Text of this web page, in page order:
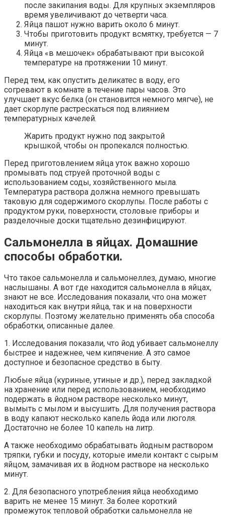
после закипания воды. Для крупных экземпляров
время увеличивают до четверти часа.
Яйца пашот нужно варить около 6 минут.
Чтобы приготовить продукт всмятку, требуется — 7
минут.
Яйца «в мешочек» обрабатывают при высокой
температуре на протяжении 10 минут.
Перед тем, как опустить деликатес в воду, его
согревают в комнате в течение пары часов. Это
улучшает вкус белка (он становится немного мягче), не
дает скорлупе растрескаться под влиянием
температурных качелей.
Жарить продукт нужно под закрытой
крышкой, чтобы он пропекался полностью.
Перед приготовлением яйца уток важно хорошо
промывать под струей проточной воды с
использованием соды, хозяйственного мыла.
Температура раствора должна немного превышать
таковую для содержимого скорлупы. После работы с
продуктом руки, поверхности, столовые приборы и
разделочные доски тщательно дезинфицируют.
Сальмонелла в яйцах. Домашние
способы обработки.
Что такое сальмонелла и сальмонеллез, думаю, многие
наслышаны. А вот где находится сальмонелла в яйцах,
знают не все. Исследования показали, что она может
находиться как внутри яйца, так и на поверхности
скорлупы. Поэтому желательно применять оба способа
обработки, описанные далее.
1. Исследования показали, что йод убивает сальмонеллу
быстрее и надежнее, чем кипячение. А это самое
доступное и безопасное средство в быту.
Любые яйца (куриные, утиные и др.), перед закладкой
на хранение или перед использованием, необходимо
подержать в йодном растворе несколько минут,
вымыть с мылом и высушить. Для получения раствора
в воду капают несколько капель йода или люголя.
Достаточно не более 10 капель на литр.
А также необходимо обрабатывать йодным раствором
тряпки, губки и посуду, которые имели контакт с сырым
яйцом, замачивая их в йодном растворе на несколько
минут.
2. Для безопасного употребления яйца необходимо
варить не менее 15 минут. За более короткий
промежуток тепловой обработки сальмонелла не